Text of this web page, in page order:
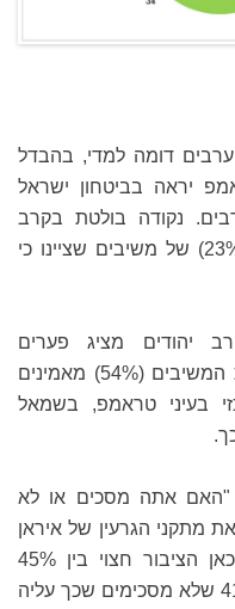
דומה למדי, בהבדל
יראה בביטחון ישראל
לעומת 41.5% מהערבים. נקודה בולטת בקרב
הציבור הערבי היא השיעור גבוה (23%) של משיבים שציינו כי
יהודים מציג פערים
משמעותיים: בימין למעלה ממחצית המשיבים (54%) מאמינים
בעיני טראמפ, בשמאל
"האם אתה מסכים או לא
מתקני הגרעין של איראן
גם ללא הסכמה אמריקנית?" גם כאן הציבור חצוי בין 45%
שמסכימים שעליה לפעול כך ל-41.5% שלא מסכימים שכך עליה